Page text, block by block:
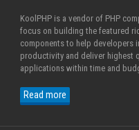
KoolPHP is a vendor of PHP
focus on building the featured
components to help developers
productivity and deliver highest
applications within time and
Read more